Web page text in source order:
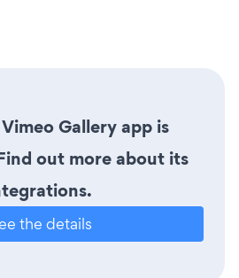
Gallery app is
out more about its
the details